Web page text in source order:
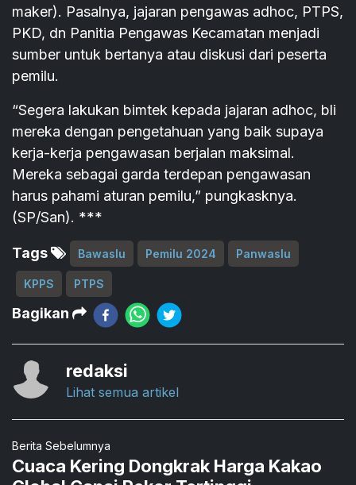
maker). Pasalnya, jajaran pengawas adhoc, PTPS,
PKD, dn Panitia Pengawas Kecamatan menjadi
sumber untuk bertanya atau diskusi dari peserta
pemilu.
“Segera lakukan bimtek kepada jajaran adhoc, bli
mereka dengan pengetahuan yang baik supaya
kerja-kerja pengawasan berjalan maksimal.
Mereka sebagai garda terdepan pengawasan
harus pahami aturan pemilu,” pungkasknya.
(SP/San). ***
Tags Bawaslu Pemilu 2024 Panwaslu
KPPS PTPS
Bagikan
redaksi
Lihat semua artikel
Berita Sebelumnya
Cuaca Kering Dongkrak Harga Kakao